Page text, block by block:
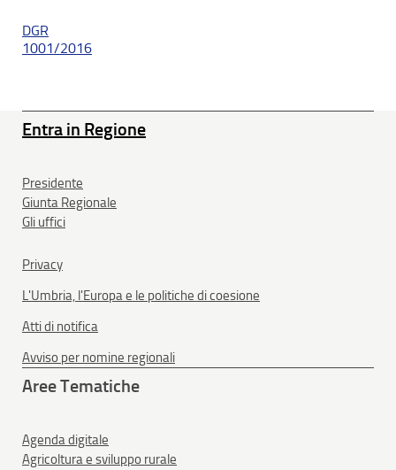
DGR
1001/2016
Entra in Regione
Presidente
Giunta Regionale
Gli uffici
Privacy
L'Umbria, l'Europa e le politiche di coesione
Atti di notifica
Avviso per nomine regionali
Aree Tematiche
Agenda digitale
Agricoltura e sviluppo rurale